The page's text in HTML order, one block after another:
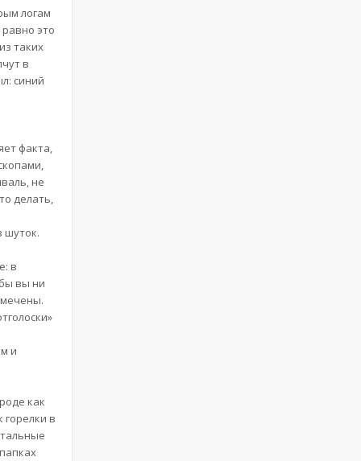
логам
это
таких
в
синий
факта,
не
делать,
шуток.
в
вы ни
и
как
в